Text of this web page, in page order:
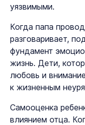
уязвимыми.
Когда папа
разговаривает,
фундамент
жизнь. Дети,
любовь и
к жизненным
Самооценка
влиянием отца.